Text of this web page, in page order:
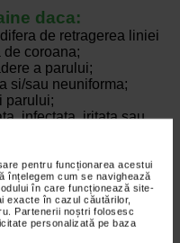
pentru funcționarea acestui
înțelegem cum se navighează
în care funcționează site-
exacte în cazul căutărilor,
Partenerii noștri folosesc
personalizată pe baza
daca:
de retragerea liniei
coroana;
a parului;
si/sau neuniforma;
parului;
infectata, iritata sau
farmacie Catena